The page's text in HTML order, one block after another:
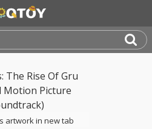
artwork in new tab